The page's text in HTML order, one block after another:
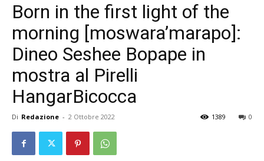
Born in the first light of the
morning [moswara’marapo]:
Dineo Seshee Bopape in
mostra al Pirelli
HangarBicocca
Di Redazione - 2 Ottobre 2022 0
1389